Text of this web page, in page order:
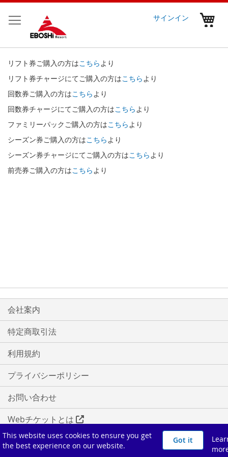
This website uses cookies to ensure you get
the best experience on our website.
Got it
ン
テ
ツ
ス
キ
ッ
プ
サインイン
リフト券ご購入の方はこちらより
リフト券チャージにてご購入の方はこちらより
回数券ご購入の方はこちらより
回数券チャージにてご購入の方はこちらより
ファミリーパックご購入の方はこちらより
シーズン券ご購入の方はこちらより
シーズン券チャージにてご購入の方はこちらより
前売券ご購入の方はこちらより
会社案内
特定商取引法
利用規約
プライバシーポリシー
お問い合わせ
Webチケットとは
ICチケットとは